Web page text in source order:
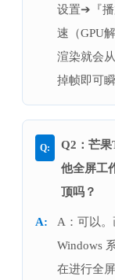
设置➔『播
速（GPU
渲染就会
掉帧即可
Q2：芒
他全屏工
顶吗？
A：可以
Windows
在进行全